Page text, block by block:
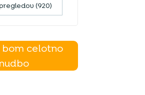
(920)
celotno